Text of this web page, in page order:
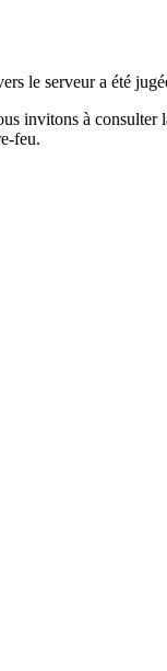
le serveur a été
invitons à consulter
feu.